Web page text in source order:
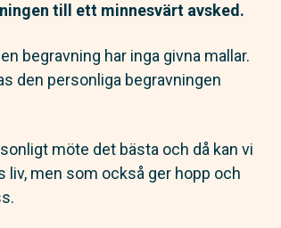
till ett minnesvärt avsked.
begravning har inga givna mallar.
den personliga begravningen
möte det bästa och då kan vi
men som också ger hopp och